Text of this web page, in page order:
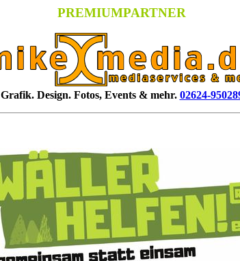
PREMIUMPARTNER
Grafik. Design. Fotos, Events & mehr. 02624-